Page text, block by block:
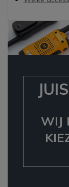
WIJ